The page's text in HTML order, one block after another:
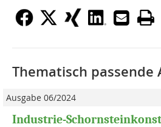
Thematisch passende
Ausgabe 06/2024
Industrie-